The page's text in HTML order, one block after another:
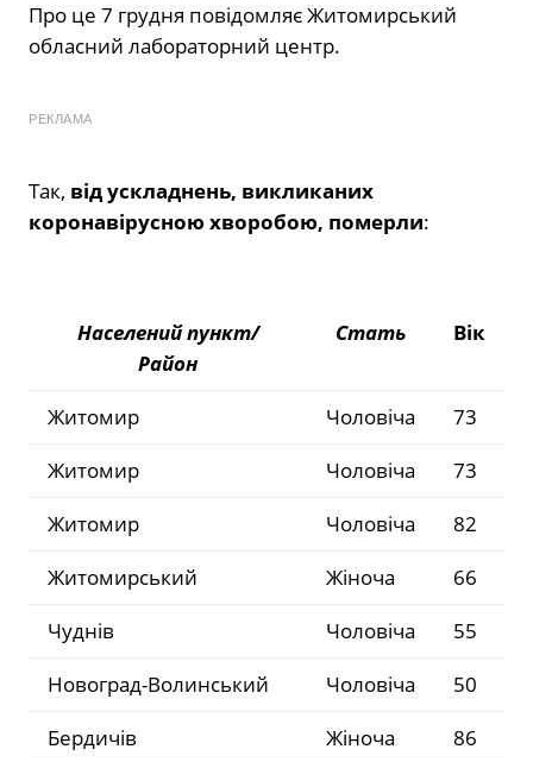
Про це 7 грудня повідомляє Житомирський
обласний лабораторний центр.
РЕКЛАМА
Так, від ускладнень, викликаних
коронавірусною хворобою, померли:
Населений пункт/
Район
Стать Вік
Житомир Чоловіча
73
Житомир
Чоловіча
73
Житомир
Чоловіча
82
Житомирський
Жіноча
66
Чуднів
Чоловіча
55
Новоград-Волинський
Чоловіча
50
Бердичів
Жіноча
86